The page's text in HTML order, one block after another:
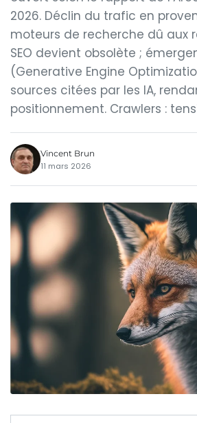
2026. Déclin du trafic en
moteurs de recherche dû aux
SEO devient obsolète ;
(Generative Engine
sources citées par les IA,
positionnement. Crawlers :
Vincent Brun
11 mars 2026